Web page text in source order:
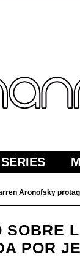
SERIES
Aronofsky
SOBRE
POR